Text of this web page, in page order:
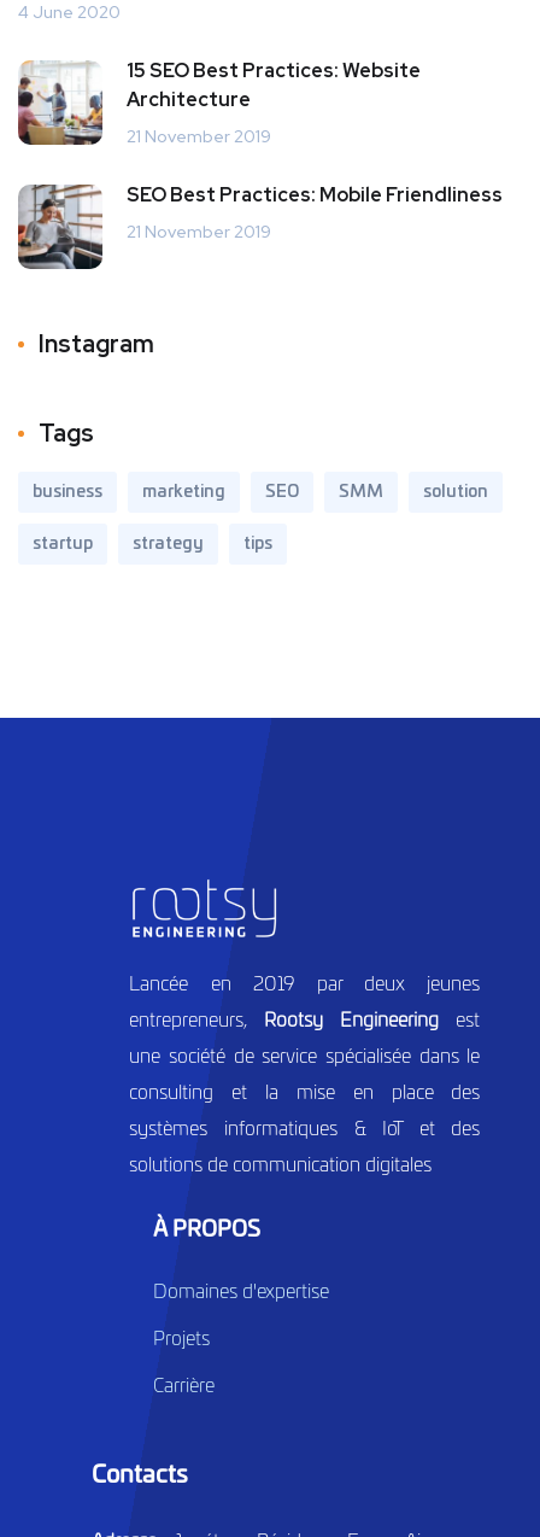
4 June 2020
15 SEO Best Practices: Website
Architecture
21 November 2019
SEO Best Practices: Mobile Friendliness
21 November 2019
Instagram
Tags
business marketing SEO SMM solution
startup strategy tips
Lancée en 2019 par deux jeunes
entrepreneurs, Rootsy Engineering est
une société de service spécialisée dans le
consulting et la mise en place des
systèmes informatiques & IoT et des
solutions de communication digitales
À PROPOS
Domaines d'expertise
Projets
Carrière
Contacts